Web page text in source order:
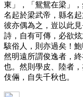
東」，「鴛鴛在梁」
名起於梁武帝，縣名起
彼亦偶為之，豈以此
詩，自有可傳，必欲
駭俗人，則亦過矣！
然明遠所謂俊逸者，
也。然則學皮、陸者
伎倆，自失千秋也。